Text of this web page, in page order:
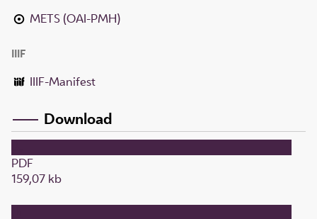
METS (OAI-PMH)
IIIF
IIIF-Manifest
Download
PDF
159,07 kb